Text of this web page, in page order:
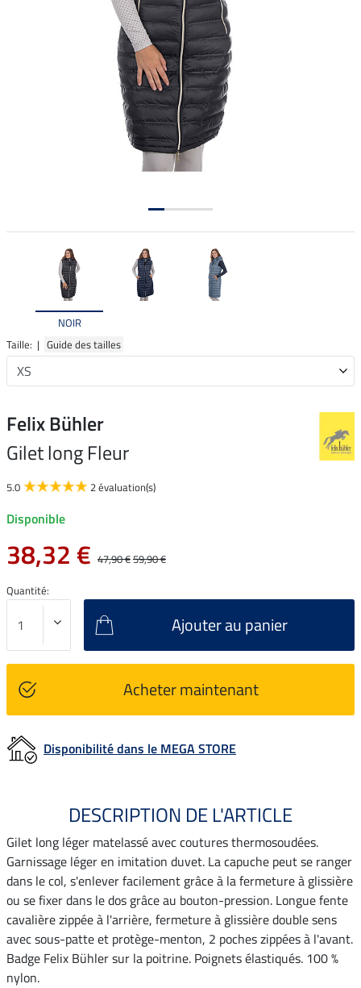
NOIR
Taille: | Guide des tailles
Felix Bühler
Gilet long Fleur
5.0 2 évaluation(s)
Disponible
38,32 € 47,90 €59,90 €
Quantité:
Ajouter au panier
Acheter maintenant
Disponibilité dans le MEGA STORE
DESCRIPTION DE L'ARTICLE
Gilet long léger matelassé avec coutures thermosoudées.
Garnissage léger en imitation duvet. La capuche peut se ranger
dans le col, s'enlever facilement grâce à la fermeture à glissière
ou se fixer dans le dos grâce au bouton-pression. Longue fente
cavalière zippée à l'arrière, fermeture à glissière double sens
avec sous-patte et protège-menton, 2 poches zippées à l'avant.
Badge Felix Bühler sur la poitrine. Poignets élastiqués. 100 %
nylon.